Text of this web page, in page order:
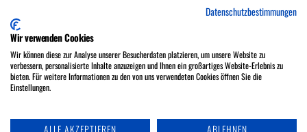
Treksport Outdoor Shop, A-1060 Wien, Stumpergasse 16
MO - FR 9:30 - 18:00, SA 9:30 - 17:00 Uhr
Tel.: +43 (0)664 50 47 848
Datenschutzbestimmungen
Wir verwenden Cookies
Wir können diese zur Analyse unserer Besucherdaten platzieren, um unsere Website zu
verbessern, personalisierte Inhalte anzuzeigen und Ihnen ein großartiges Website-Erlebnis zu
bieten. Für weitere Informationen zu den von uns verwendeten Cookies öffnen Sie die
Einstellungen.
ALLE AKZEPTIEREN ABLEHNEN